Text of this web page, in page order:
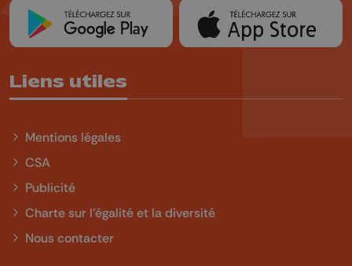
Liens utiles
Mentions légales
CSA
Publicité
Charte sur l'égalité et la diversité
Nous contacter